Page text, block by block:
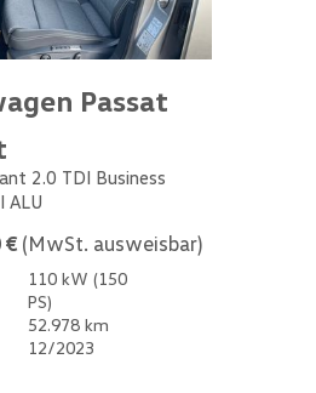
Passat
2.0 TDI Business
ALU
€ (MwSt. ausweisbar)
110 kW (150
PS)
52.978 km
12/2023